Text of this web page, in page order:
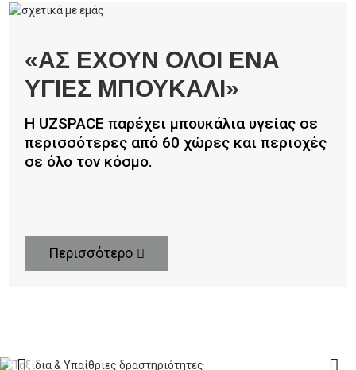
«ΑΣ ΕΧΟΥΝ ΟΛΟΙ ΕΝΑ
ΥΓΙΕΣ ΜΠΟΥΚΑΛΙ»
Η UZSPACE παρέχει μπουκάλια υγείας σε
περισσότερες από 60 χώρες και περιοχές
σε όλο τον κόσμο.
Περισσότερο